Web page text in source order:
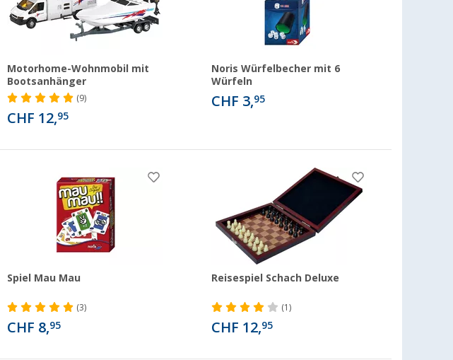
Motorhome-Wohnmobil mit
Bootsanhänger
(9)
CHF 12,95
Noris Würfelbecher mit 6
Würfeln
CHF 3,95
Spiel Mau Mau
(3)
CHF 8,95
Reisespiel Schach Deluxe
(1)
CHF 12,95